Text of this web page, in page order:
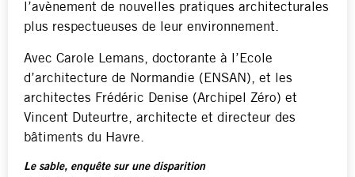
l’avènement de nouvelles pratiques architecturales
plus respectueuses de leur environnement.
Avec Carole Lemans, doctorante à l’Ecole
d’architecture de Normandie (ENSAN), et les
architectes Frédéric Denise (Archipel Zéro) et
Vincent Duteurtre, architecte et directeur des
bâtiments du Havre.
Le sable, enquête sur une disparition